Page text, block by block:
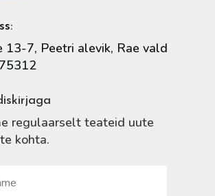
13-7, Peetri alevik, Rae vald
regulaarselt teateid uute
kohta.